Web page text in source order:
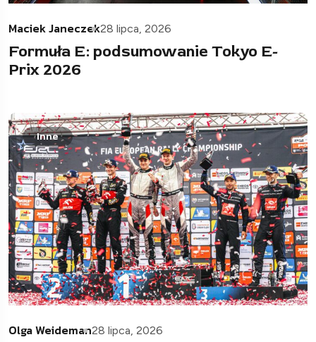
Maciek Janeczek28 lipca, 2026
Formuła E: podsumowanie Tokyo E-
Prix 2026
Inne
Olga Weideman28 lipca, 2026